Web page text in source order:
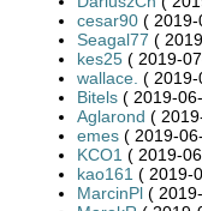
cesar90 ( 2019-
Seagal77 (
kes25 ( 2019-
wallace. ( 2019-
Bitels ( 2019-
Aglarond (
emes ( 2019-
KCO1 ( 2019-
kao161 ( 2019-
MarcinPl (